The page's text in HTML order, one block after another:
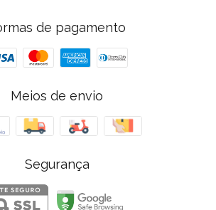
de pagamento
Meios de envio
Segurança